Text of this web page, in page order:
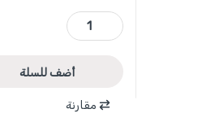
WLE1M03 - شقلة ليزر احمر خطين 15 متر WADFOW quantity
أضف للسلة
مقارنة